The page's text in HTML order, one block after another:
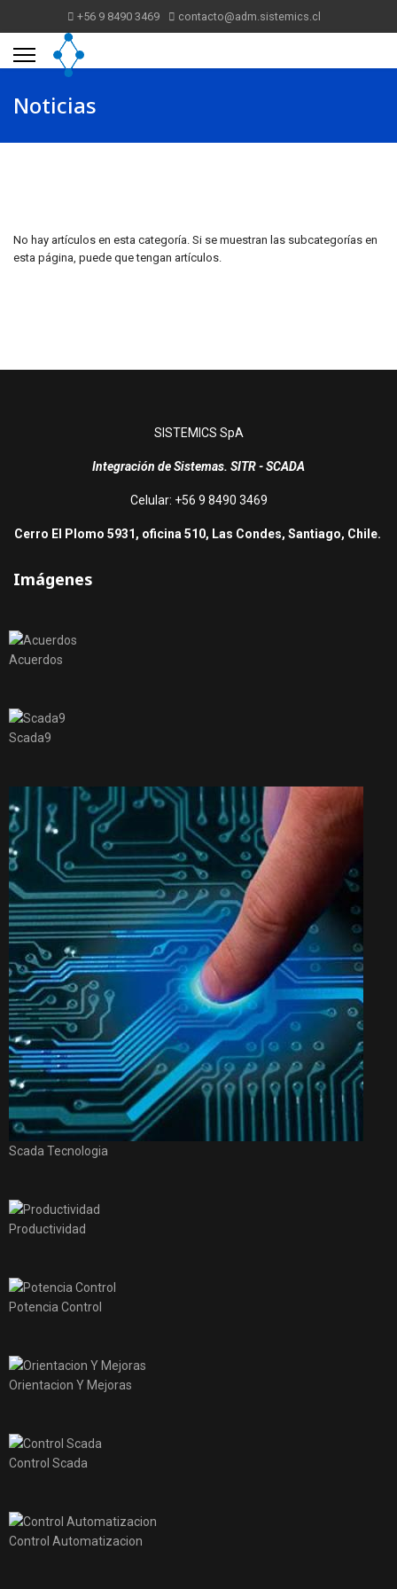
+56 9 8490 3469 contacto@adm.sistemics.cl
Noticias
No hay artículos en esta categoría. Si se muestran las subcategorías en
esta página, puede que tengan artículos.
SISTEMICS SpA
Integración de Sistemas. SITR - SCADA
Celular: +56 9 8490 3469
Cerro El Plomo 5931, oficina 510, Las Condes, Santiago, Chile.
Imágenes
Acuerdos
Scada9
Scada Tecnologia
Productividad
Potencia Control
Orientacion Y Mejoras
Control Scada
Control Automatizacion